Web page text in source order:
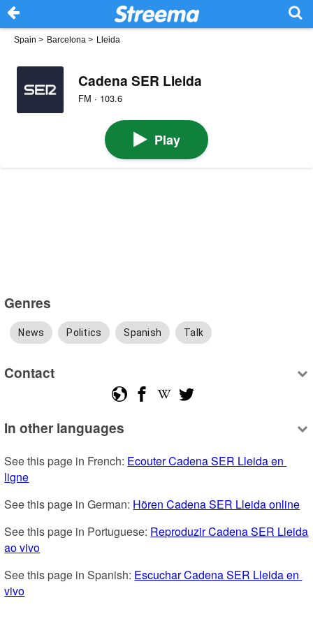
Spain > Barcelona > Lleida
Cadena SER Lleida
FM · 103.6
Play
Genres
News Politics Spanish Talk
Contact
In other languages
See this page in French: Ecouter Cadena SER Lleida en
ligne
See this page in German: Hören Cadena SER Lleida online
See this page in Portuguese: Reproduzir Cadena SER Lleida
ao vivo
See this page in Spanish: Escuchar Cadena SER Lleida en
vivo